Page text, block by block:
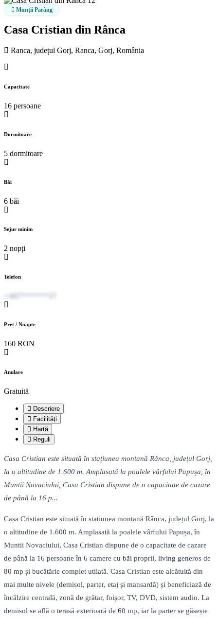
Munții Parâng
Casa Cristian din Rânca
Ranca, județul Gorj, Ranca, Gorj, România
Capacitate
16 persoane
Dormitoare
5 dormitoare
Băi
6 băi
Sejur minim
2 nopți
Telefon
+407******37
Preț / Noapte
160 RON
Anulare
Gratuită
Descriere
Facilități
Hartă
Reguli
Casa Cristian este situată în stațiunea montană Rânca, județul Gorj,
la o altitudine de 1.600 m. Amplasată la poalele vârfului Papușa, în
Muntii Novaciului, Casa Cristian dispune de o capacitate de cazare
de până la 16 p...
Casa Cristian este situată în stațiunea montană Rânca, județul Gorj, la
o altitudine de 1.600 m. Amplasată la poalele vârfului Papușa, în
Muntii Novaciului, Casa Cristian dispune de o capacitate de cazare
de până la 16 persoane în 6 camere cu băi proprii, living generos de
80 mp și bucătărie complet utilată. Casa Cristian este alcătuită din
mai multe nivele (demisol, parter, etaj și mansardă) și beneficiază de
încălzire centrală, zonă de grătar, foișor, TV, DVD, sistem audio. La
demisol se află o terasă exterioară de 60 mp, iar la parter se găsește